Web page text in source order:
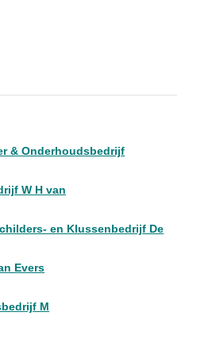
& Onderhoudsbedrijf
W H van
en Klussenbedrijf De
Evers
M